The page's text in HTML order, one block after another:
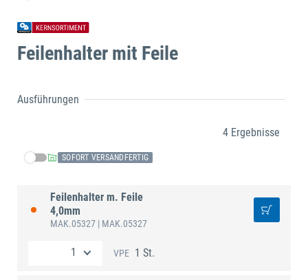
Feilenhalter mit Feile
Ausführungen
4 Ergebnisse
SOFORT VERSANDFERTIG
Feilenhalter m. Feile
4,0mm
MAK.05327 | MAK.05327
VPE 1 St.